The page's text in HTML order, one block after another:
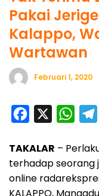
Pakai
Kalappo,
Wartawan
Februari 1, 2020
c
e
b
W
a
t
s
l
TAKALAR –
terhadap seorang
online